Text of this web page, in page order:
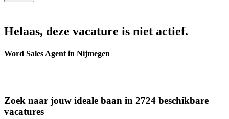
Helaas, deze vacature is niet actief.
Word Sales Agent in Nijmegen
Zoek naar jouw ideale baan in 2724 beschikbare
vacatures